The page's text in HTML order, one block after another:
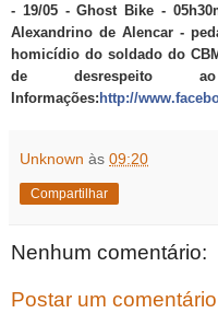
- 19/05 - Ghost Bike -
Alexandrino de Alencar -
homicídio do soldado do
de desrespeito
Informações:http://
Unknown às 09:20
Compartilhar
Nenhum comentário:
Postar um comentário